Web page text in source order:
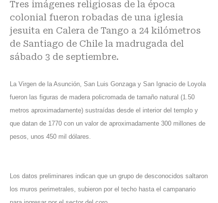
Tres imágenes religiosas de la época
colonial fueron robadas de una iglesia
jesuita en Calera de Tango a 24 kilómetros
de Santiago de Chile la madrugada del
sábado 3 de septiembre.
La Virgen de la Asunción, San Luis Gonzaga y San Ignacio de Loyola
fueron las figuras de madera policromada de tamaño natural (1.50
metros aproximadamente) sustraídas desde el interior del templo y
que datan de 1770 con un valor de aproximadamente 300 millones de
pesos, unos 450 mil dólares.
Los datos preliminares indican que un grupo de desconocidos saltaron
los muros perimetrales, subieron por el techo hasta el campanario